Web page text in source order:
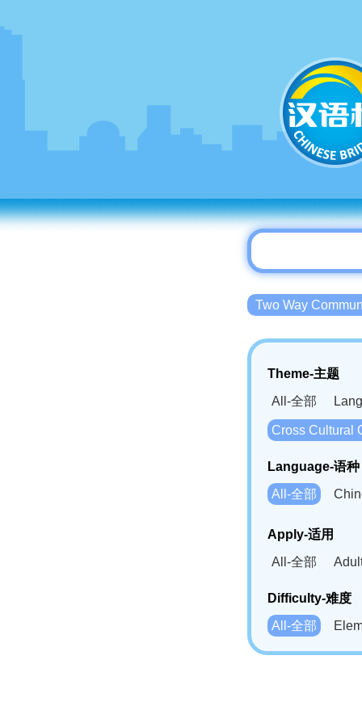
Two Way
Theme-主题
All-全部
Cross Cultural
Language-语种
All-全部
Bahasa
Swahili(SW)-
Apply-适用
All-全部
Difficulty-难度
All-全部